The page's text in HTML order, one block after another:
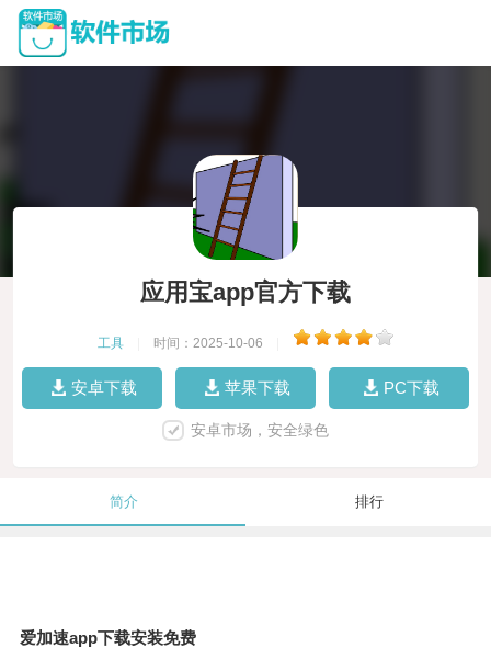
应用宝app官方下载
工具 时间：2025-10-06
安卓下载 苹果下载 PC下载
安卓市场，安全绿色
简介 排行
爱加速app下载安装免费